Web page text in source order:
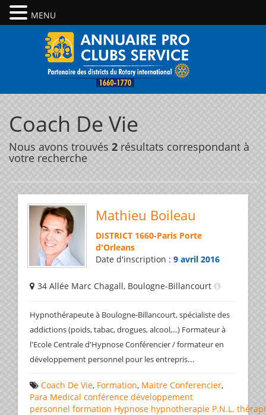
Coach De Vie
Nous avons trouvés 2 résultats correspondant à
votre recherche
Mathieu Boileau
DISTRICT 1660-Paris Porte
d'Orleans
Date d'inscription : 9 avril 2016
34 Allée Marc Chagall, Boulogne-Billancourt
Hypnothérapeute à Boulogne-Billancourt, spécialiste des
addictions (poids, tabac, drogues, alcool,...) Formateur à
l'Ecole Centrale d'Hypnose Conférencier / formateur en
développement personnel pour les entrepris...
Coach De Vie, Formation, Maitre Conferencier,
Para Medical conférence développement
personnel formation Hypnose hypnotherapie P.N.L.
MENU